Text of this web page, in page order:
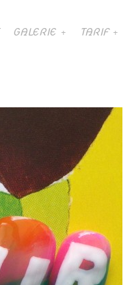
GALERIE TARIF